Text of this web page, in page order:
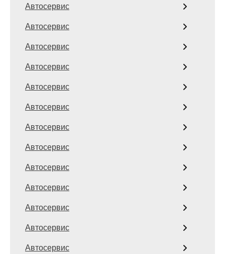
Автосервис
Автосервис
Автосервис
Автосервис
Автосервис
Автосервис
Автосервис
Автосервис
Автосервис
Автосервис
Автосервис
Автосервис
Автосервис